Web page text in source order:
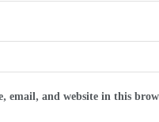
email, and website in this